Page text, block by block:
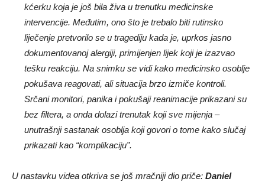
kćerku koja je još bila živa u trenutku medicinske
intervencije. Međutim, ono što je trebalo biti rutinsko
liječenje pretvorilo se u tragediju kada je, uprkos jasno
dokumentovanoj alergiji, primijenjen lijek koji je izazvao
tešku reakciju. Na snimku se vidi kako medicinsko osoblje
pokušava reagovati, ali situacija brzo izmiče kontroli.
Srčani monitori, panika i pokušaji reanimacije prikazani su
bez filtera, a onda dolazi trenutak koji sve mijenja –
unutrašnji sastanak osoblja koji govori o tome kako slučaj
prikazati kao “komplikaciju”.
U nastavku videa otkriva se još mračniji dio priče: Daniel